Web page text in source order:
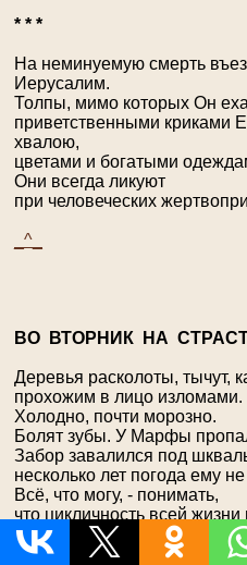
* * *
На неминуемую смерть
Иерусалим.
Толпы, мимо которых Он
приветственными криками
хвалою,
цветами и богатыми
Они всегда ликуют
при человеческих
_^_
ВО ВТОРНИК НА С
Деревья расколоты, тычут,
прохожим в лицо изломами.
Холодно, почти морозно.
Болят зубы. У Марфы
Забор завалился под
несколько лет погода ему
Всё, что могу, - понимать,
что цикличность всей
и что вряд ли обратимо это,
и с истинно